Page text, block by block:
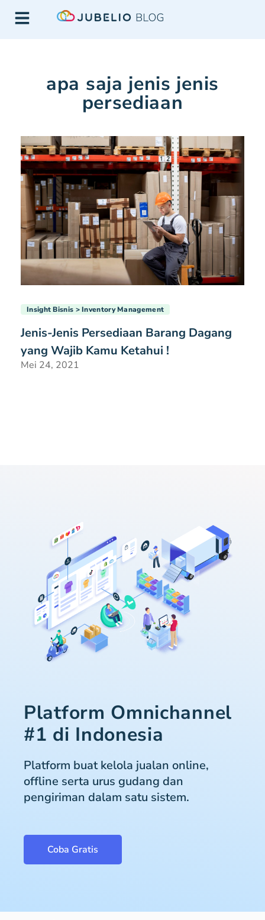
apa saja jenis jenis
persediaan
Insight Bisnis Inventory Management
Jenis-Jenis Persediaan Barang Dagang
yang Wajib Kamu Ketahui !
Mei 24, 2021
Platform Omnichannel
#1 di Indonesia
Platform buat kelola jualan online,
offline serta urus gudang dan
pengiriman dalam satu sistem.
Coba Gratis